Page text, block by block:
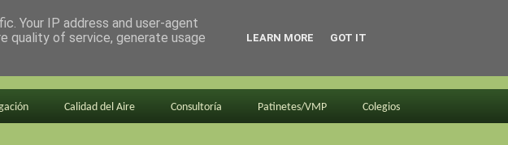
Calidad del Aire Consultoría Patinetes/VMP Colegios
Your IP address and user-agent
quality of service, generate usage
LEARN MORE GOT IT